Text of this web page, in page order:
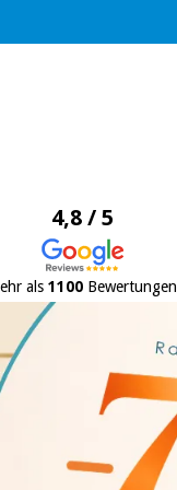
4,8 / 5
als1100 Bewertungen